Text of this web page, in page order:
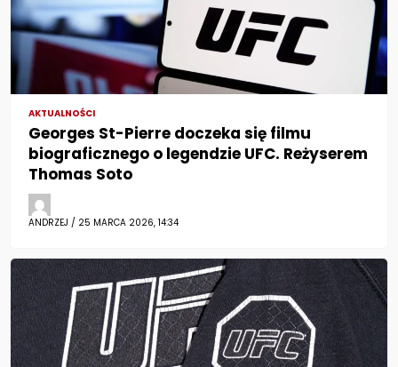
AKTUALNOŚCI
Georges St-Pierre doczeka się filmu
biograficznego o legendzie UFC. Reżyserem
Thomas Soto
ANDRZEJ / 25 MARCA 2026, 14:34